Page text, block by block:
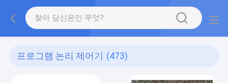
프로그램 논리 제어기 (473)